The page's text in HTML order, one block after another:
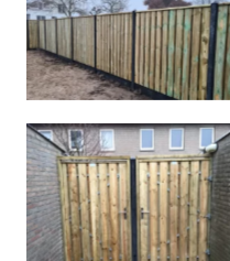
Hout beton schuttingen
Tuindeur grenen